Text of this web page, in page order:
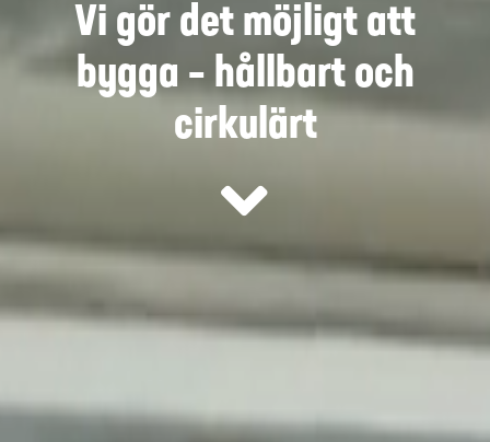
Vi gör det möjligt att
bygga – hållbart och
cirkulärt